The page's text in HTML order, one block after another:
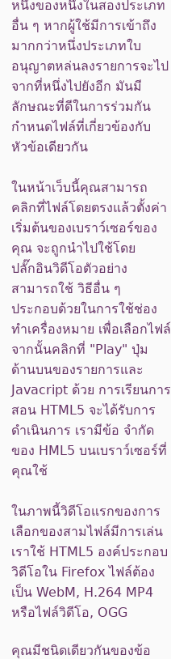
หนึ่งของหนึ่งในสองประเภท
อื่น ๆ หากผู้ใช้มีการเข้าถึง
มากกว่าหนึ่งประเภทใบ
อนุญาตหล่นลงรายการจะไป
จากที่หนึ่งไปยังอีก มันมี
ลักษณะที่ดีในการร่วมกัน
กำหนดไฟล์ที่เกี่ยวข้องกับ
หัวข้อเดียวกัน
ในหน้าเว็บนี้คุณสามารถ
คลิกที่ไฟล์โดยตรงแล้วตั้งค่า
เริ่มต้นของเบราว์เซอร์ของ
คุณ จะถูกนำไปใช้โดย
ปลั๊กอินวิดีโอตัวอย่าง
สามารถใช้ วิธีอื่น ๆ
ประกอบด้วยในการใช้ช่อง
ทำเครื่องหมาย เพื่อเลือกไฟล์
จากนั้นคลิกที่ "Play" ปุ่ม
ด้านบนของรายการและ
Javacript ด้วย การเรียนการ
สอน HTML5 จะได้รับการ
ดำเนินการ เรามีข้อ จำกัด
ของ HML5 บนเบราว์เซอร์ที่
คุณใช้
ในภาพนี้วิดีโอแรกของการ
เลือกของสามไฟล์มีการเล่น
เราใช้ HTML5 องค์ประกอบ
วิดีโอใน Firefox ไฟล์ต้อง
เป็น WebM, H.264 MP4
หรือไฟล์วิดีโอ, OGG
คุณมีชนิดเดียวกันของข้อ